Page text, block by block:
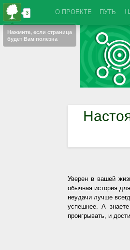
О ПРОЕКТЕ ПУТЬ
Уверен в вашей
обычная история
неудачи лучше
успешнее. А
проигрывать, и